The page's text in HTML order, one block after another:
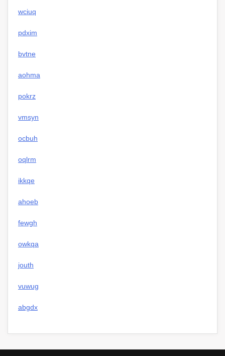
wciuq
pdxim
bvtne
aohma
pokrz
vmsyn
ocbuh
oqlrm
ikkqe
ahoeb
fewgh
owkqa
jouth
vuwug
abgdx